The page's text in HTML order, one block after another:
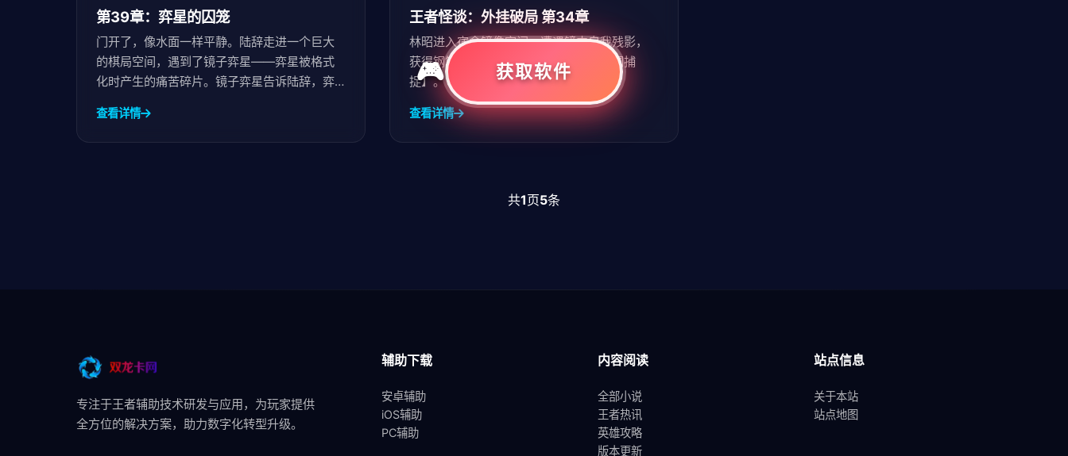
第39章：弈星的囚笼
门开了，像水面一样平静。陆辞走进一个巨大
的棋局空间，遇到了镜子弈星——弈星被格式
化时产生的痛苦碎片。镜子弈星告诉陆辞，弈
份。陆辞触发绿品外挂复刻回忆幻境...
查看详情
王者怪谈：外挂破局 第34章
林昭进入宿舍镜像空间，遭遇镜中自我残影，
获得钢笔遗物，触发紫品外挂【副本漏洞捕
捉】。
查看详情
共1页5条
专注于王者辅助技术研发与应用，为玩家提供
全方位的解决方案，助力数字化转型升级。
辅助下载
安卓辅助
iOS辅助
PC辅助
内容阅读
全部小说
王者热讯
英雄攻略
版本更新
站点信息
关于本站
站点地图
获取软件